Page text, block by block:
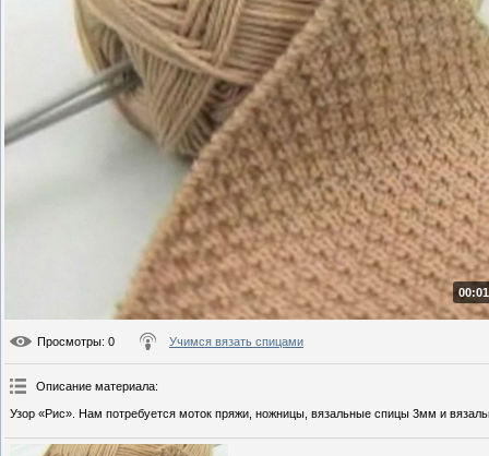
Просмотры: 0 Учимся вязать спицами
Описание материала:
Узор «Рис». Нам потребуется моток пряжи, ножницы, вязальные спицы 3мм и